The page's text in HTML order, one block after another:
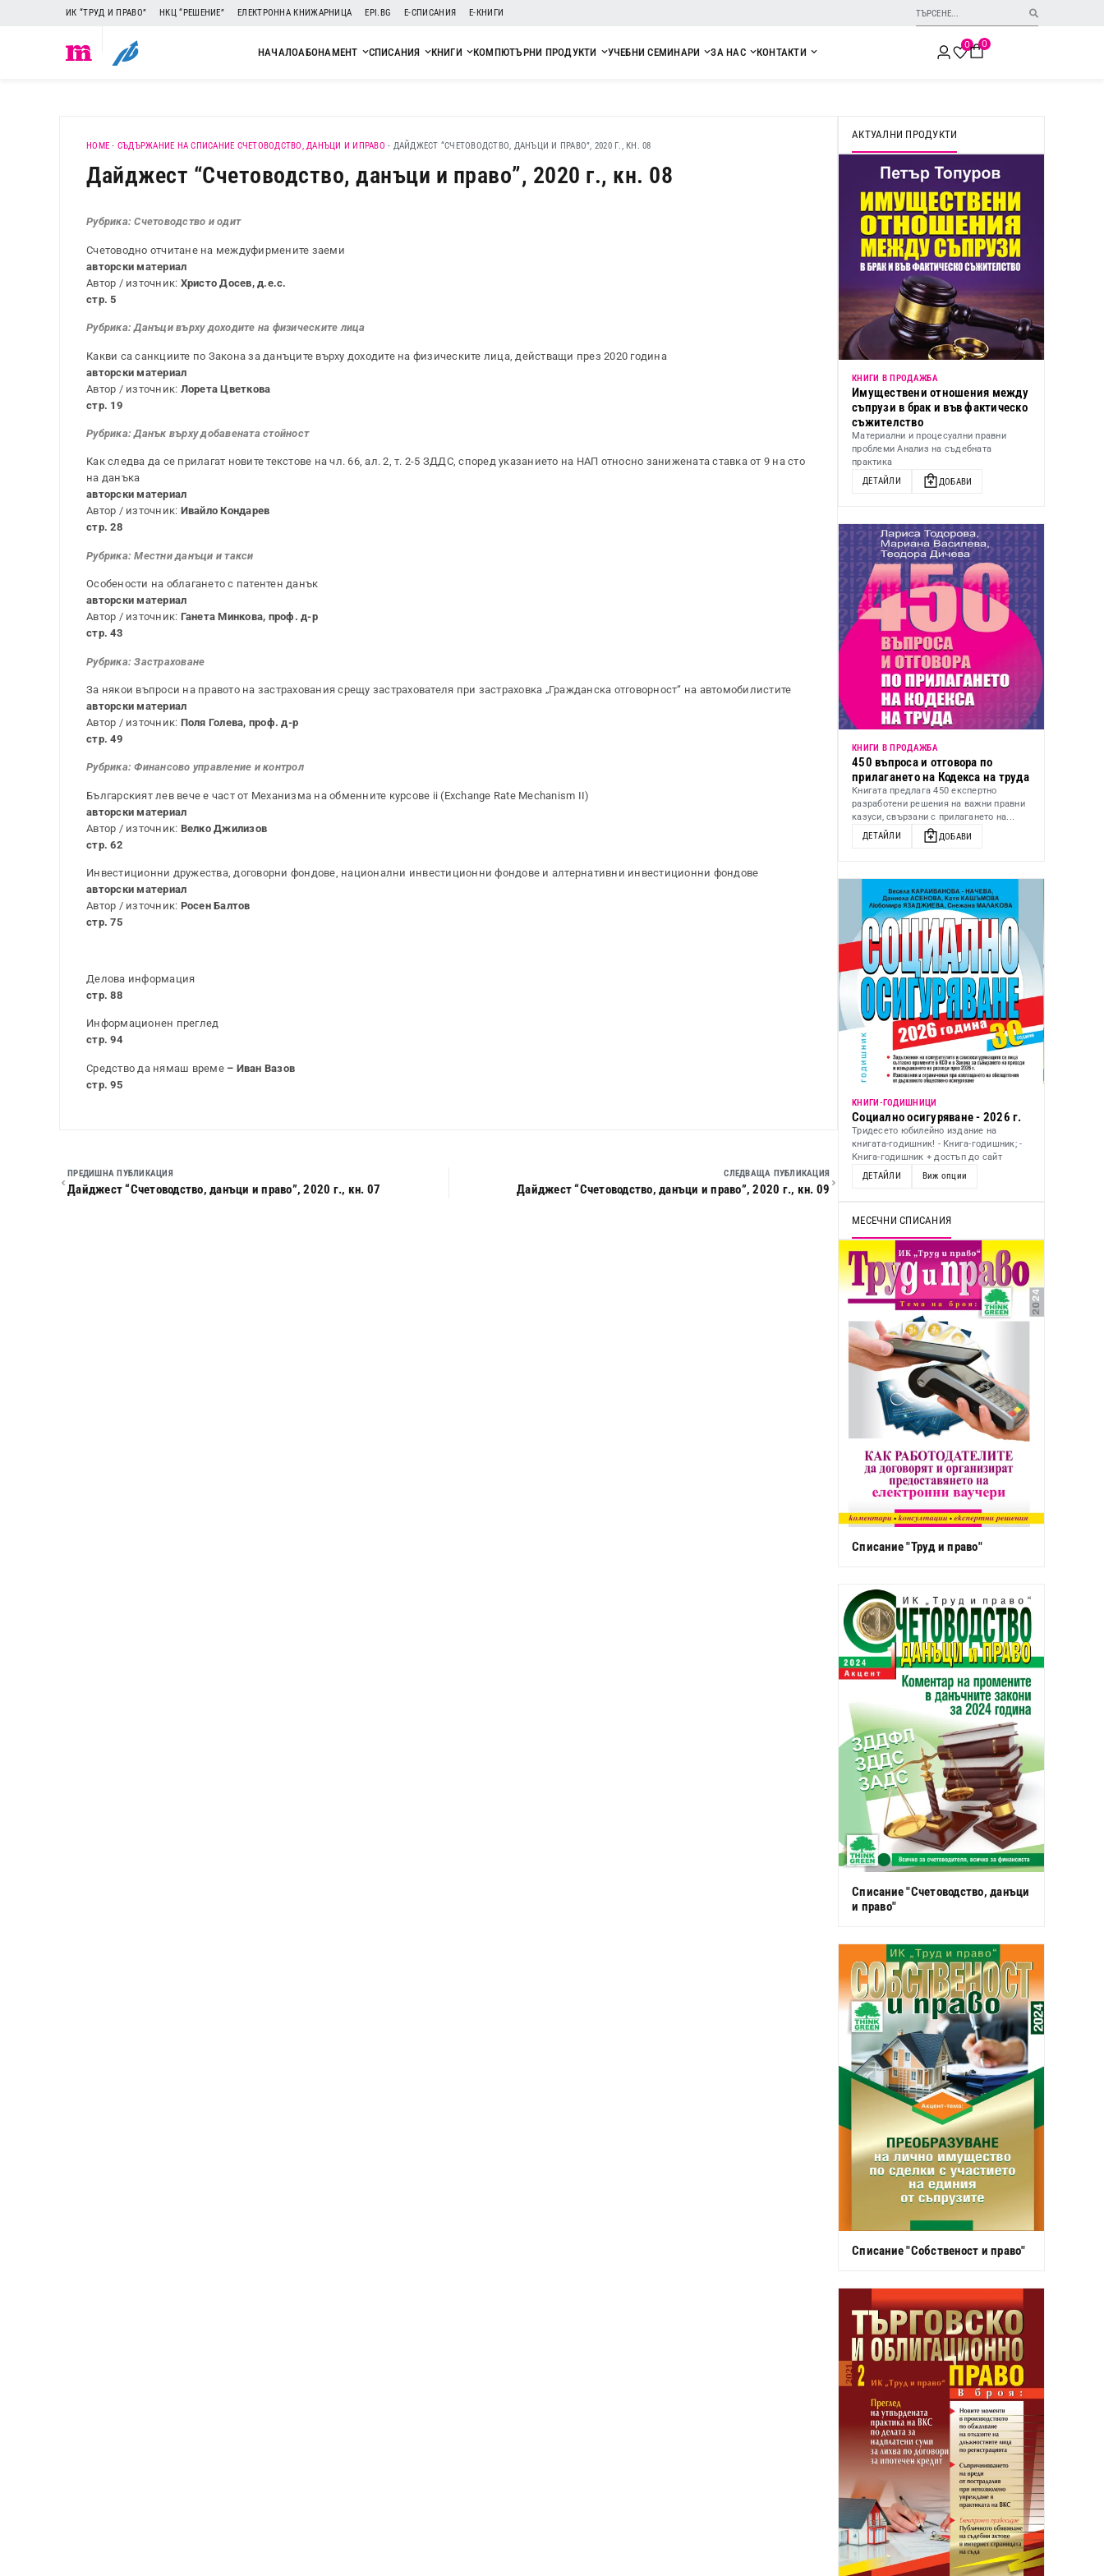
ИК “ТРУД И ПРАВО” НКЦ “РЕШЕНИЕ” ЕЛЕКТРОННА КНИЖАРНИЦА EPI.BG Е-СПИСАНИЯ Е-КНИГИ
НАЧАЛОАБОНАМЕНТ СПИСАНИЯ КНИГИ КОМПЮТЪРНИ ПРОДУКТИ УЧЕБНИ СЕМИНАРИ ЗА НАС КОНТАКТИ
0 0
HOME - СЪДЪРЖАНИЕ НА СПИСАНИЕ СЧЕТОВОДСТВО, ДАНЪЦИ И ИПРАВО - ДАЙДЖЕСТ “СЧЕТОВОДСТВО, ДАНЪЦИ И ПРАВО”, 2020 Г., КН. 08
Дайджест “Счетоводство, данъци и право”, 2020 г., кн. 08
Рубрика: Счетоводство и одит
Счетоводно отчитане на междуфирмените заеми
авторски материал
Автор / източник: Христо Досев, д.е.с.
стр. 5
Рубрика: Данъци върху доходите на физическите лица
Какви са санкциите по Закона за данъците върху доходите на физическите лица, действащи през 2020 година
авторски материал
Автор / източник: Лорета Цветкова
стр. 19
Рубрика: Данък върху добавената стойност
Как следва да се прилагат новите текстове на чл. 66, ал. 2, т. 2-5 ЗДДС, според указанието на НАП относно занижената ставка от 9 на сто
на данъка
авторски материал
Автор / източник: Ивайло Кондарев
стр. 28
Рубрика:Местни данъци и такси
Особености на облагането с патентен данък
авторски материал
Автор / източник: Ганета Минкова, проф. д-р
стр. 43
Рубрика: Застраховане
За някои въпроси на правото на застрахования срещу застрахователя при застраховка „Гражданска отговорност“ на автомобилистите
авторски материал
Автор / източник: Поля Голева, проф. д-р
стр. 49
Рубрика:Финансово управление и контрол
Българският лев вече е част от Механизма на обменните курсове ii (Exchange Rate Mechanism II)
авторски материал
Автор / източник: Велко Джилизов
стр. 62
Инвестиционни дружества, договорни фондове, национални инвестиционни фондове и алтернативни инвестиционни фондове
авторски материал
Автор / източник: Росен Балтов
стр. 75
Делова информация
стр. 88
Информационен преглед
стр. 94
Средство да нямаш време– Иван Вазов
стр. 95
ПРЕДИШНА ПУБЛИКАЦИЯ
Дайджест “Счетоводство, данъци и право”, 2020 г., кн. 07
СЛЕДВАЩА ПУБЛИКАЦИЯ
Дайджест “Счетоводство, данъци и право”, 2020 г., кн. 09
АКТУАЛНИ ПРОДУКТИ
КНИГИ В ПРОДАЖБА
Имуществени отношения между
съпрузи в брак и във фактическо
съжителство
Материални и процесуални правни
проблеми Анализ на съдебната
практика
ДЕТАЙЛИ
ДОБАВИ
КНИГИ В ПРОДАЖБА
450 въпроса и отговора по
прилагането на Кодекса на труда
Книгата предлага 450 експертно
разработени решения на важни правни
казуси, свързани с прилагането на...
ДЕТАЙЛИ
ДОБАВИ
KНИГИ-ГОДИШНИЦИ
Социално осигуряване - 2026 г.
Тридесето юбилейно издание на
книгата-годишник! - Книга-годишник; -
Книга-годишник + достъп до сайт
ДЕТАЙЛИ
Виж опции
МЕСЕЧНИ СПИСАНИЯ
Списание "Труд и право"
Списание "Счетоводство, данъци
и право"
Списание "Собственост и право"